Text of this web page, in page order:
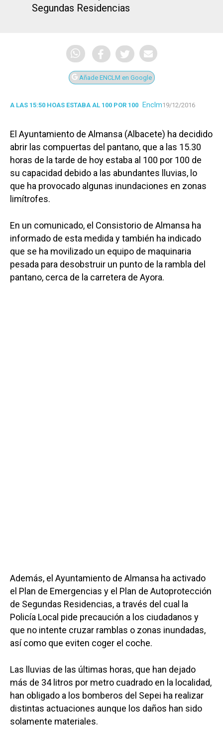
Segundas Residencias
Añade ENCLM en Google
A LAS 15:50 HOAS ESTABA AL 100 POR 100 Enclm19/12/2016
El Ayuntamiento de Almansa (Albacete) ha decidido
abrir las compuertas del pantano, que a las 15.30
horas de la tarde de hoy estaba al 100 por 100 de
su capacidad debido a las abundantes lluvias, lo
que ha provocado algunas inundaciones en zonas
limítrofes.
En un comunicado, el Consistorio de Almansa ha
informado de esta medida y también ha indicado
que se ha movilizado un equipo de maquinaria
pesada para desobstruir un punto de la rambla del
pantano, cerca de la carretera de Ayora.
Además, el Ayuntamiento de Almansa ha activado
el Plan de Emergencias y el Plan de Autoprotección
de Segundas Residencias, a través del cual la
Policía Local pide precaución a los ciudadanos y
que no intente cruzar ramblas o zonas inundadas,
así como que eviten coger el coche.
Las lluvias de las últimas horas, que han dejado
más de 34 litros por metro cuadrado en la localidad,
han obligado a los bomberos del Sepei ha realizar
distintas actuaciones aunque los daños han sido
solamente materiales.